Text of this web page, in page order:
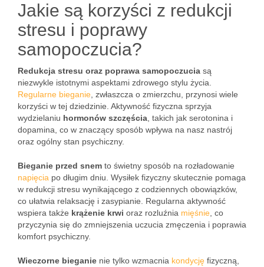
Jakie są korzyści z redukcji
stresu i poprawy
samopoczucia?
Redukcja stresu oraz poprawa samopoczucia są
niezwykle istotnymi aspektami zdrowego stylu życia.
Regularne bieganie , zwłaszcza o zmierzchu, przynosi wiele
korzyści w tej dziedzinie. Aktywność fizyczna sprzyja
wydzielaniu hormonów szczęścia , takich jak serotonina i
dopamina, co w znaczący sposób wpływa na nasz nastrój
oraz ogólny stan psychiczny.
Bieganie przed snem to świetny sposób na rozładowanie
napięcia po długim dniu. Wysiłek fizyczny skutecznie pomaga
w redukcji stresu wynikającego z codziennych obowiązków,
co ułatwia relaksację i zasypianie. Regularna aktywność
wspiera także krążenie krwi oraz rozluźnia mięśnie , co
przyczynia się do zmniejszenia uczucia zmęczenia i poprawia
komfort psychiczny.
Wieczorne bieganie nie tylko wzmacnia kondycję fizyczną,